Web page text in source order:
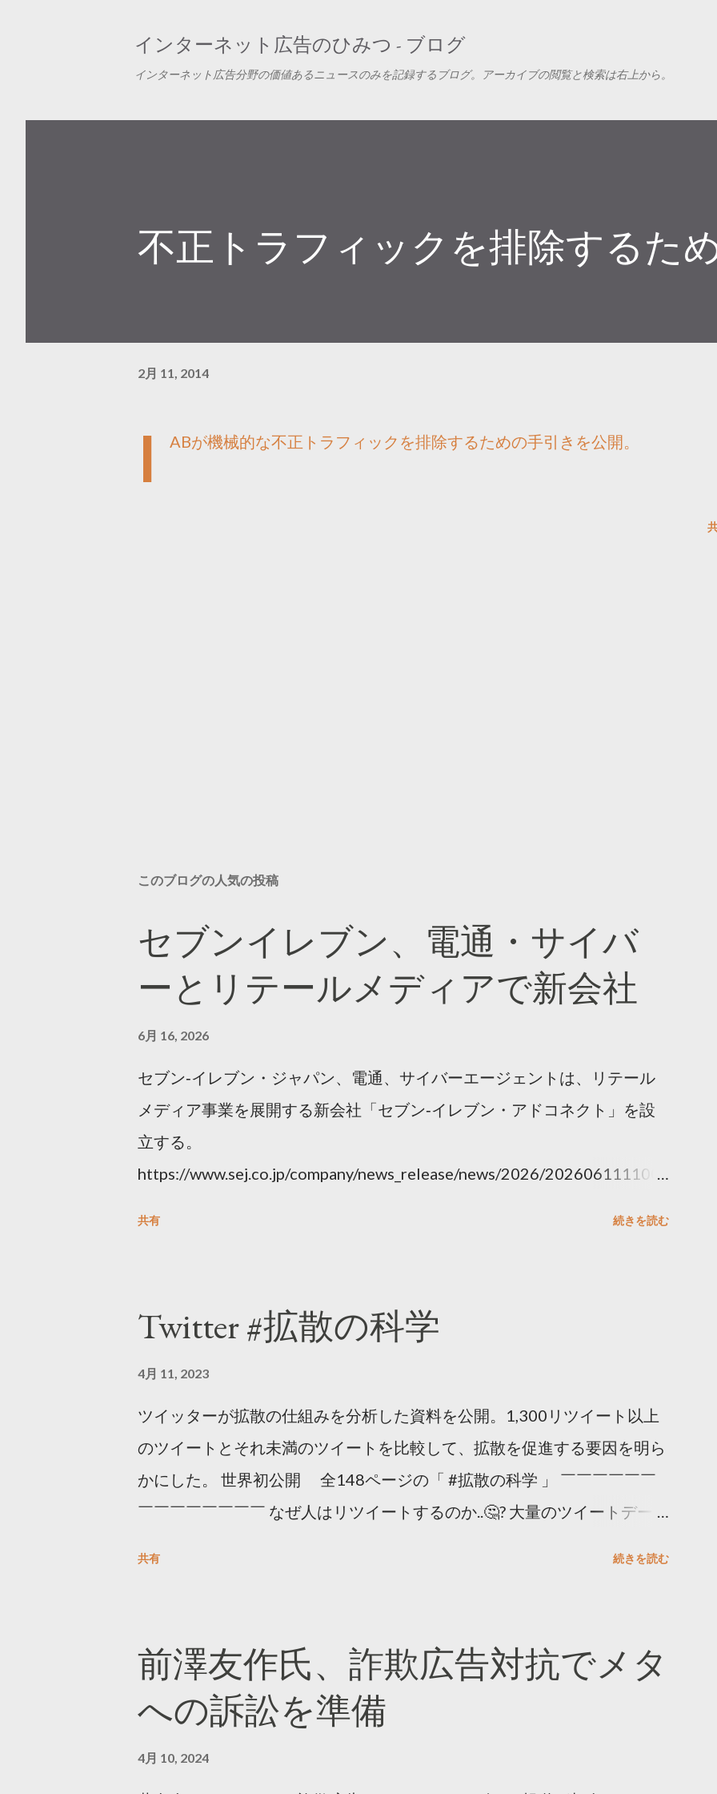
インターネット広告のひみつ - ブログ
インターネット広告分野の価値あるニュースのみを記録するブログ。アーカイブの閲覧と検索は右上から。
不正トラフィックを排除するた
2月 11, 2014
I ABが機械的な不正トラフィックを排除するための手引きを公開。
このブログの人気の投稿
セブンイレブン、電通・サイバ
ーとリテールメディアで新会社
6月 16, 2026
セブン‐イレブン・ジャパン、電通、サイバーエージェントは、リテール
メディア事業を展開する新会社「セブン‐イレブン・アドコネクト」を設
立する。
https://www.sej.co.jp/company/news_release/news/2026/202606111100.
共有 続きを読む
Twitter #拡散の科学
4月 11, 2023
ツイッターが拡散の仕組みを分析した資料を公開。1,300リツイート以上
のツイートとそれ未満のツイートを比較して、拡散を促進する要因を明ら
かにした。 世界初公開 全148ページの「 #拡散の科学 」 ￣￣￣￣￣￣
￣￣￣￣￣￣￣￣ なぜ人はリツイートするのか..🤔? 大量のツイートデータ
https://marketing.twitter.com/ja/insights/kakusan
共有 続きを読む
前澤友作氏、詐欺広告対抗でメタ
への訴訟を準備
4月 10, 2024